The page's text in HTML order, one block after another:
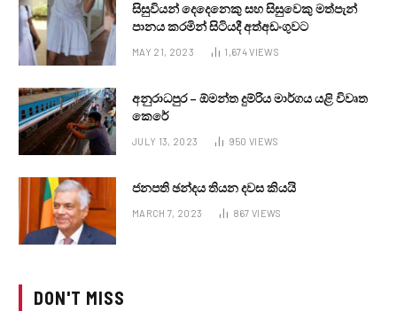
සිසුවියන් දෙදෙනෙකු සහ සිසුවෙකු මත්පැන්
පානය කරමින් සිටියදී අත්අඩංගුවට
MAY 21, 2023 1,674VIEWS
අනුරාධපුර – ඕමන්ත දුම්රිය මාර්ගය යළි විවෘත
කෙරේ
JULY 13, 2023 950 VIEWS
ජනපති ඡන්දය තියන දවස කියයි
MARCH 7, 2023 867 VIEWS
DON'T MISS